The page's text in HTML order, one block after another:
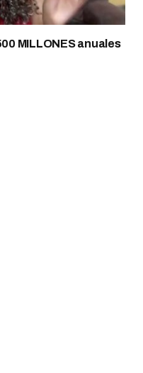
MILLONES anuales